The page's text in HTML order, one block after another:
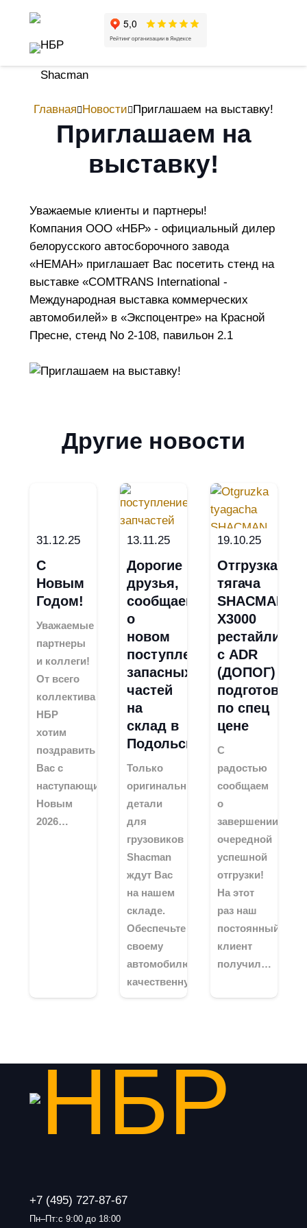
Главная Новости Приглашаем на выставку!
Приглашаем на
выставку!
Уважаемые клиенты и партнеры!
Компания ООО «НБР» - официальный дилер
белорусского автосборочного завода
«НЕМАН» приглашает Вас посетить стенд на
выставке «COMTRANS International -
Международная выставка коммерческих
автомобилей» в «Экспоцентре» на Красной
Пресне, стенд No 2-108, павильон 2.1
Другие новости
31.12.25
С
Новым
Годом!
Уважаемые
партнеры
и коллеги!
От всего
коллектива
НБР
хотим
поздравить
Вас с
наступающим
Новым
2026…
13.11.25
Дорогие
друзья,
сообщаем
о
новом
поступлении
запасных
частей
на
склад в
Подольске!
Только
оригинальные
детали
для
грузовиков
Shacman
ждут Вас
на нашем
складе.
Обеспечьте
своему
автомобилю
качественную…
19.10.25
Отгрузка
тягача
SHACMAN
X3000
рестайлинг
с ADR
(ДОПОГ)
подготовкой
по спец
цене
С
радостью
сообщаем
о
завершении
очередной
успешной
отгрузки!
На этот
раз наш
постоянный
клиент
получил…
+7 (495) 727-87-67
Пн–Пт:с 9:00 до 18:00